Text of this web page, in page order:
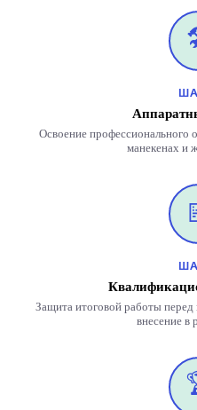
Освоение профессионального
манекенах и
Защита итоговой работы
внесение в